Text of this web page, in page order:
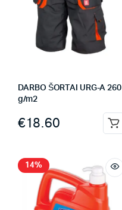
DARBO ŠORTAI URG-A 260
g/m2
€18.60
14%